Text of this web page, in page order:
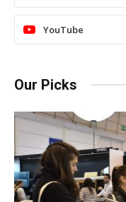
YouTube
Our Picks